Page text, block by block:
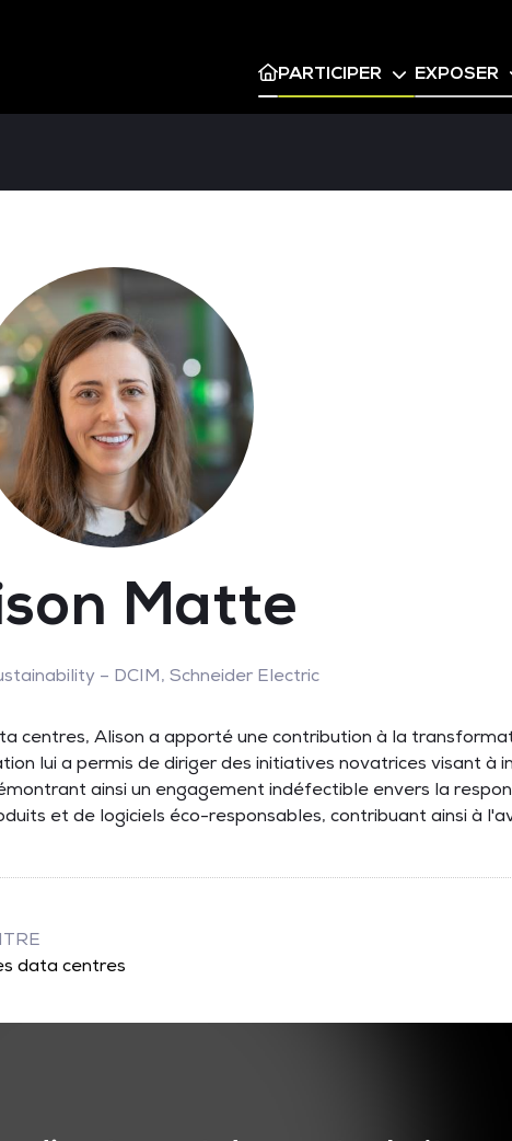
PARTICIPER EXPOSER
Matte
– DCIM, Schneider Electric
centres, Alison a apporté une contribution à la
lui a permis de diriger des initiatives novatrices visant à
ainsi un engagement indéfectible envers la
et de logiciels éco-responsables, contribuant ainsi à
data centres